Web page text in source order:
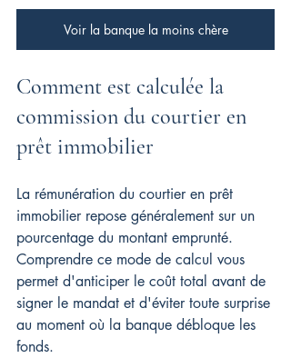
Voir la banque la moins chère
Comment est calculée la
commission du courtier en
prêt immobilier
La rémunération du courtier en prêt
immobilier repose généralement sur un
pourcentage du montant emprunté.
Comprendre ce mode de calcul vous
permet d'anticiper le coût total avant de
signer le mandat et d'éviter toute surprise
au moment où la banque débloque les
fonds.